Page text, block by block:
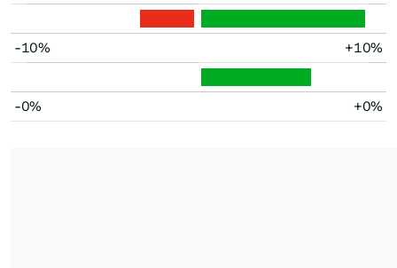
-10% +10%
-0% +0%